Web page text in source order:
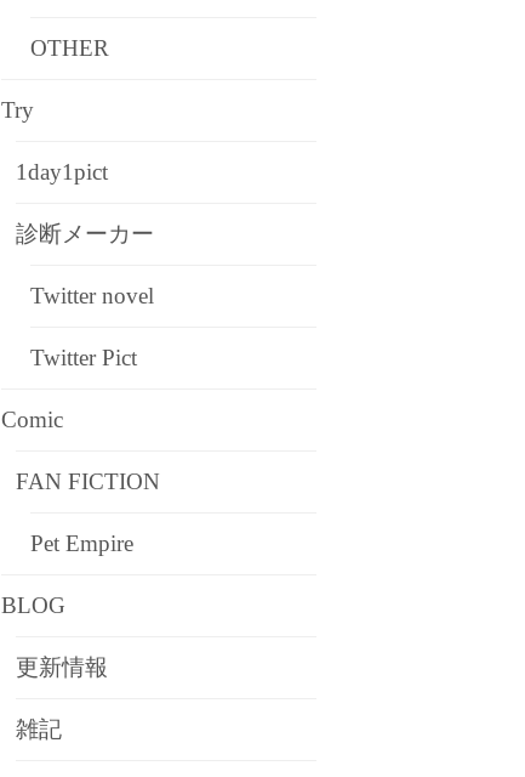
OTHER
Try
1day1pict
診断メーカー
Twitter novel
Twitter Pict
Comic
FAN FICTION
Pet Empire
BLOG
更新情報
雑記